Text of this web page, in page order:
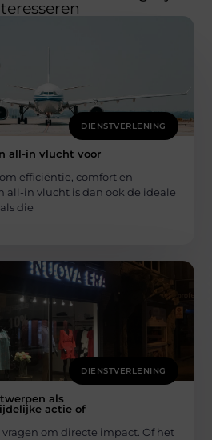
DIENSTVERLENING
all-in vlucht voor
efficiëntie, comfort en
all-in vlucht is dan ook de ideale
die
DIENSTVERLENING
als
actie of
om directe impact. Of het